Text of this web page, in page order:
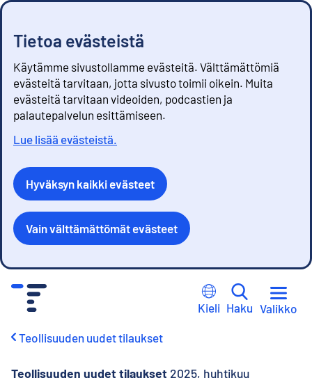
Tietoa evästeistä
Käytämme sivustollamme evästeitä. Välttämättömiä
evästeitä tarvitaan, jotta sivusto toimii oikein. Muita
evästeitä tarvitaan videoiden, podcastien ja
palautepalvelun esittämiseen.
Lue lisää evästeistä.
Hyväksyn kaikki evästeet
Vain välttämättömät evästeet
Kieli Haku Valikko
Teollisuuden uudet tilaukset
Teollisuuden uudet tilaukset 2025, huhtikuu